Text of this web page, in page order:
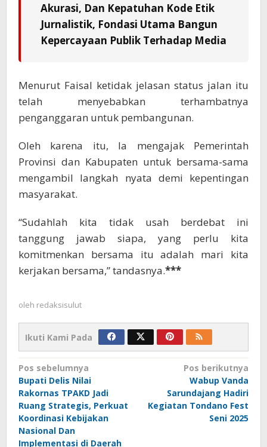
Akurasi, Dan Kepatuhan Kode Etik
Jurnalistik, Fondasi Utama Bangun
Kepercayaan Publik Terhadap Media
Menurut Faisal ketidak jelasan status jalan itu
telah menyebabkan terhambatnya
penganggaran untuk pembangunan.
Oleh karena itu, Ia mengajak Pemerintah
Provinsi dan Kabupaten untuk bersama-sama
mengambil langkah nyata demi kepentingan
masyarakat.
“Sudahlah kita tidak usah berdebat ini
tanggung jawab siapa, yang perlu kita
komitmenkan bersama itu adalah mari kita
kerjakan bersama,” tandasnya.***
oleh redaksisulut
Ikuti Kami Pada
Navigasi
pos
Pos sebelumnya
Bupati Delis Nilai
Rakornas TPAKD Jadi
Ruang Strategis, Perkuat
Koordinasi Kebijakan
Nasional Dan
Implementasi di Daerah
Pos berikutnya
Wabup Vanda
Sarundajang Hadiri
Kegiatan Tondano Fest
Seni 2025